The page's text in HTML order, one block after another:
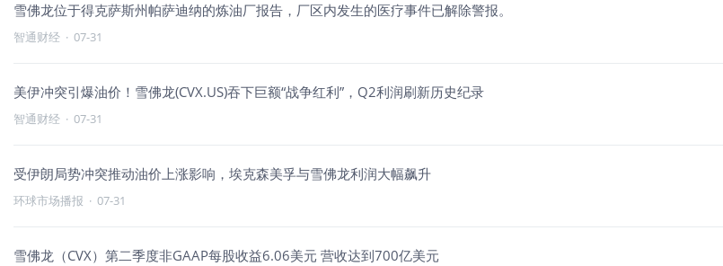
雪佛龙位于得克萨斯州帕萨迪纳的炼油厂报告，厂区内发生的医疗事件已解除警报。
智通财经 · 07-31
美伊冲突引爆油价！雪佛龙(CVX.US)吞下巨额“战争红利”，Q2利润刷新历史纪录
智通财经 · 07-31
受伊朗局势冲突推动油价上涨影响，埃克森美孚与雪佛龙利润大幅飙升
环球市场播报 · 07-31
雪佛龙（CVX）第二季度非GAAP每股收益6.06美元 营收达到700亿美元